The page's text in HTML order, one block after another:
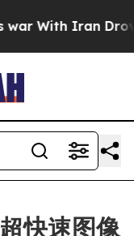
With Iran Drove
快速图像